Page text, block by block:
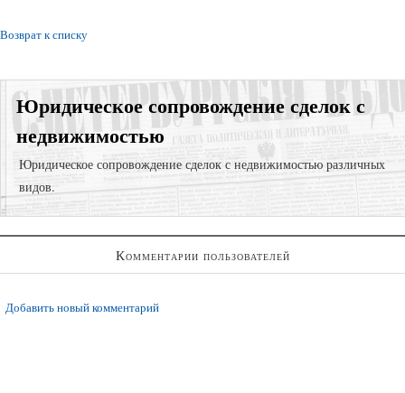
Возврат к списку
Юридическое сопровождение сделок с
недвижимостью
Юридическое сопровождение сделок с недвижимостью различных
видов.
Суд за самовольную постройку;
Юридическая проверка объекта недвижимости для сделки;
Комментарии пользователей
Добавить новый комментарий